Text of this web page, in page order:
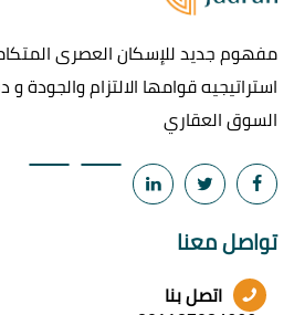
مفهوم جديد للإسكان العصرى
استراتيجيه قوامها الالتزام
السوق العقاري
تواصل معنا
اتصل بنا